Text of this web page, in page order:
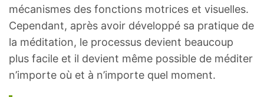
mécanismes des fonctions motrices et visuelles.
Cependant, après avoir développé sa pratique de
la méditation, le processus devient beaucoup
plus facile et il devient même possible de méditer
n’importe où et à n’importe quel moment.